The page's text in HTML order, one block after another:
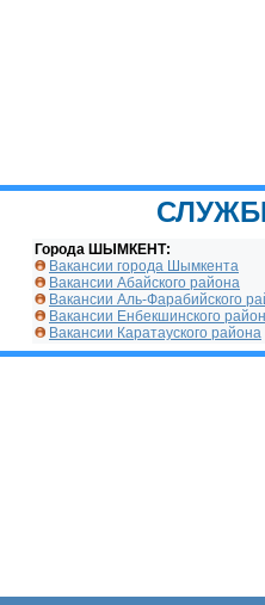
Города ШЫМКЕНТ:
Вакансии города Шымкента
Вакансии Абайского района
Вакансии Аль-Фарабийского
Вакансии Енбекшинского
Вакансии Каратауского района